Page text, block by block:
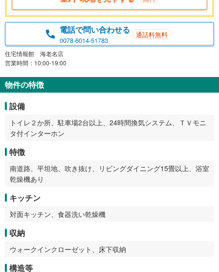
電話で問い合わせる
0078-6014-51783
通話料無料
住宅情報館 海老名店
営業時間：10:00-19:00
物件の特徴
設備
トイレ２か所、駐車場2台以上、24時間換気システム、ＴＶモニ
タ付インターホン
特徴
南道路、平坦地、吹き抜け、リビングダイニング15畳以上、浴室
乾燥機あり
キッチン
対面キッチン、食器洗い乾燥機
収納
ウォークインクローゼット、床下収納
構造等